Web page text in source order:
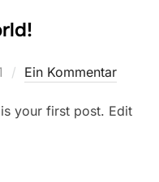
Ein Kommentar
your first post. Edit